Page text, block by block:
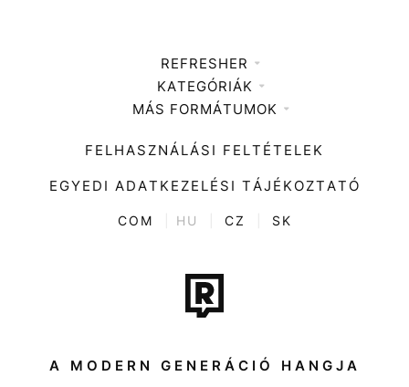
REFRESHER
Médiaajánlat
KATEGÓRIÁK
Zene
Divat
Kultúra
ENTR
Tech-Tudomány
Sport
Társadalom
MÁS FORMÁTUMOK
FELHASZNÁLÁSI FELTÉTELEK
EGYEDI ADATKEZELÉSI TÁJÉKOZTATÓ
COM HU CZ SK
A MODERN GENERÁCIÓ HANGJA